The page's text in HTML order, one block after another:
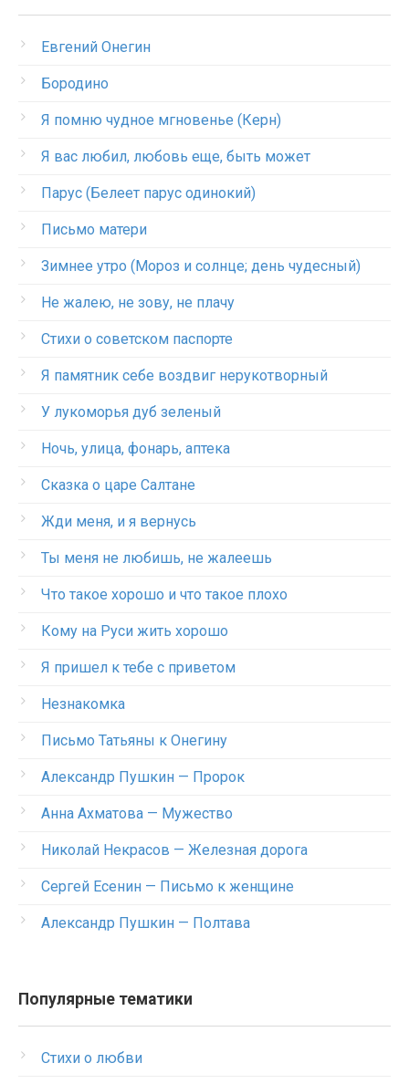
Евгений Онегин
Бородино
Я помню чудное мгновенье (Керн)
Я вас любил, любовь еще, быть может
Парус (Белеет парус одинокий)
Письмо матери
Зимнее утро (Мороз и солнце; день чудесный)
Не жалею, не зову, не плачу
Стихи о советском паспорте
Я памятник себе воздвиг нерукотворный
У лукоморья дуб зеленый
Ночь, улица, фонарь, аптека
Сказка о царе Салтане
Жди меня, и я вернусь
Ты меня не любишь, не жалеешь
Что такое хорошо и что такое плохо
Кому на Руси жить хорошо
Я пришел к тебе с приветом
Незнакомка
Письмо Татьяны к Онегину
Александр Пушкин — Пророк
Анна Ахматова — Мужество
Николай Некрасов — Железная дорога
Сергей Есенин — Письмо к женщине
Александр Пушкин — Полтава
Популярные тематики
Стихи о любви